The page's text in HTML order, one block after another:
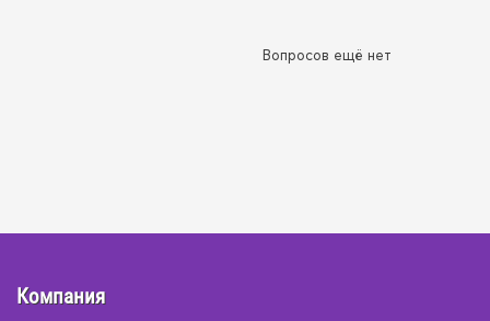
Вопросов ещё нет
Компания